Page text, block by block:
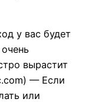
у вас будет
вырастит
— Если
или